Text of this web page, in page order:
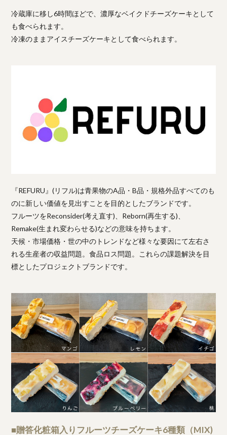
冷蔵庫に移し6時間ほどで、濃厚なベイクドチーズケーキとして
も食べられます。
冷凍のままアイスチーズケーキとして食べられます。
『REFURU』(リフル)は青果物のA品・B品・規格外品すべてのも
のに新しい価値を見出すことを目的としたブランドです。
フルーツをReconsider(考え直す)、Reborn(再生する)、
Remake(生まれ変わらせる)などの意味を持ちます。
天候・市場価格・世の中のトレンドなど様々な要因にて左右さ
れる生産者の収益問題。食品ロス問題。これらの課題解決を目
標としたプロジェクトブランドです。
■贈答化粧箱入りフルーツチーズケーキ6種類（MIX)